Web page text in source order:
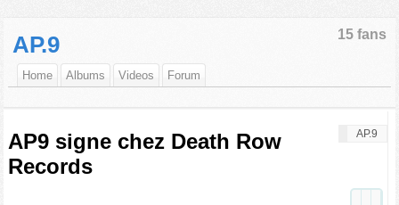
15 fans
AP.9
Home Albums Videos Forum
AP.9
AP9 signe chez Death Row
Records